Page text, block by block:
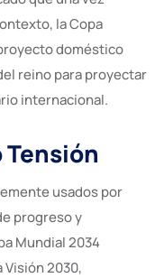
la Copa
doméstico
reino para proyectar
internacional.
usados por
progreso y
Mundial 2034
2030,